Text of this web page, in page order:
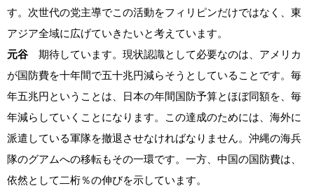
す。次世代の党主導でこの活動をフィリピンだけではなく、東
アジア全域に広げていきたいと考えています。
元谷 期待しています。現状認識として必要なのは、アメリカ
が国防費を十年間で五十兆円減らそうとしていることです。毎
年五兆円ということは、日本の年間国防予算とほぼ同額を、毎
年減らしていくことになります。この達成のためには、海外に
派遣している軍隊を撤退させなければなりません。沖縄の海兵
隊のグアムへの移転もその一環です。一方、中国の国防費は、
依然として二桁％の伸びを示しています。